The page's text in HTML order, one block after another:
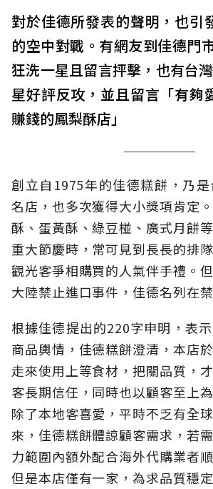
對於佳德所發表的聲明，也引
的空中對戰。有網友到佳德門
狂洗一星且留言抨擊，也有台
星好評反攻，並且留言「有夠
賺錢的鳳梨酥店」
創立自1975年的佳德糕餅，乃
名店，也多次獲得大小獎項肯定
酥、蛋黃酥、綠豆椪、廣式月餅
重大節慶時，常可見到長長的排
觀光客爭相購買的人氣伴手禮。
大陸禁止進口事件，佳德名列在
根據佳德提出的220字申明，表
商品輿情，佳德糕餅澄清，本店
走來使用上等食材，把關品質，
客長期信任，同時也以顧客至上
除了本地客喜愛，平時不乏有全
來，佳德糕餅體諒顧客需求，若
力範圍內額外配合海外代購業者
但是本店僅有一家，為求品質穩